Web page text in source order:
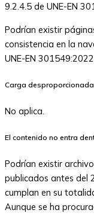
9.2.4.5 de UNE-EN
Podrían existir
consistencia en la
UNE-EN
Carga desproporcionada
No aplica.
El contenido no entra
Podrían existir
publicados antes del
cumplan en su
Aunque se ha